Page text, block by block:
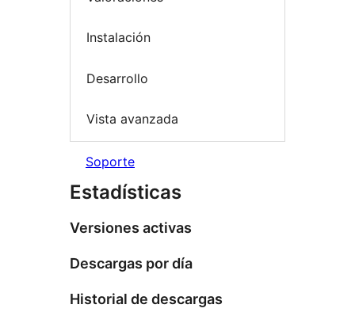
Instalación
Desarrollo
Vista avanzada
Soporte
Estadísticas
Versiones activas
Descargas por día
Historial de descargas